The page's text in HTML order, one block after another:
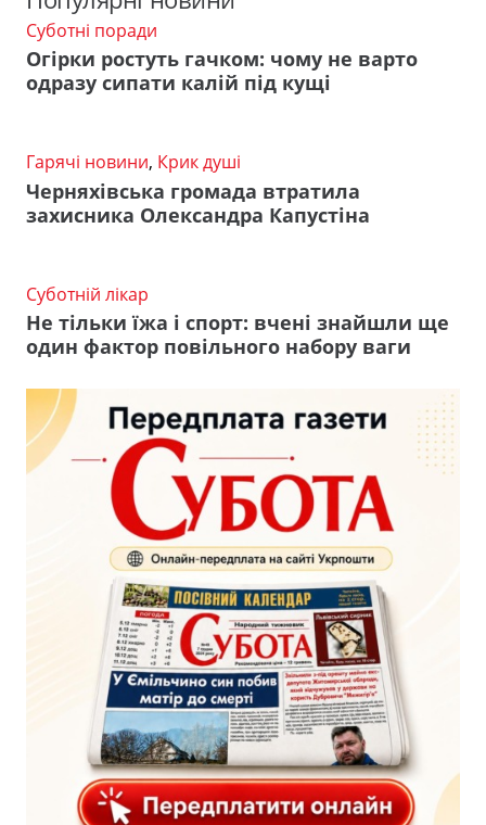
Суботні поради
Огірки ростуть гачком: чому не варто
одразу сипати калій під кущі
Гарячі новини, Крик душі
Черняхівська громада втратила
захисника Олександра Капустіна
Суботній лікар
Не тільки їжа і спорт: вчені знайшли ще
один фактор повільного набору ваги